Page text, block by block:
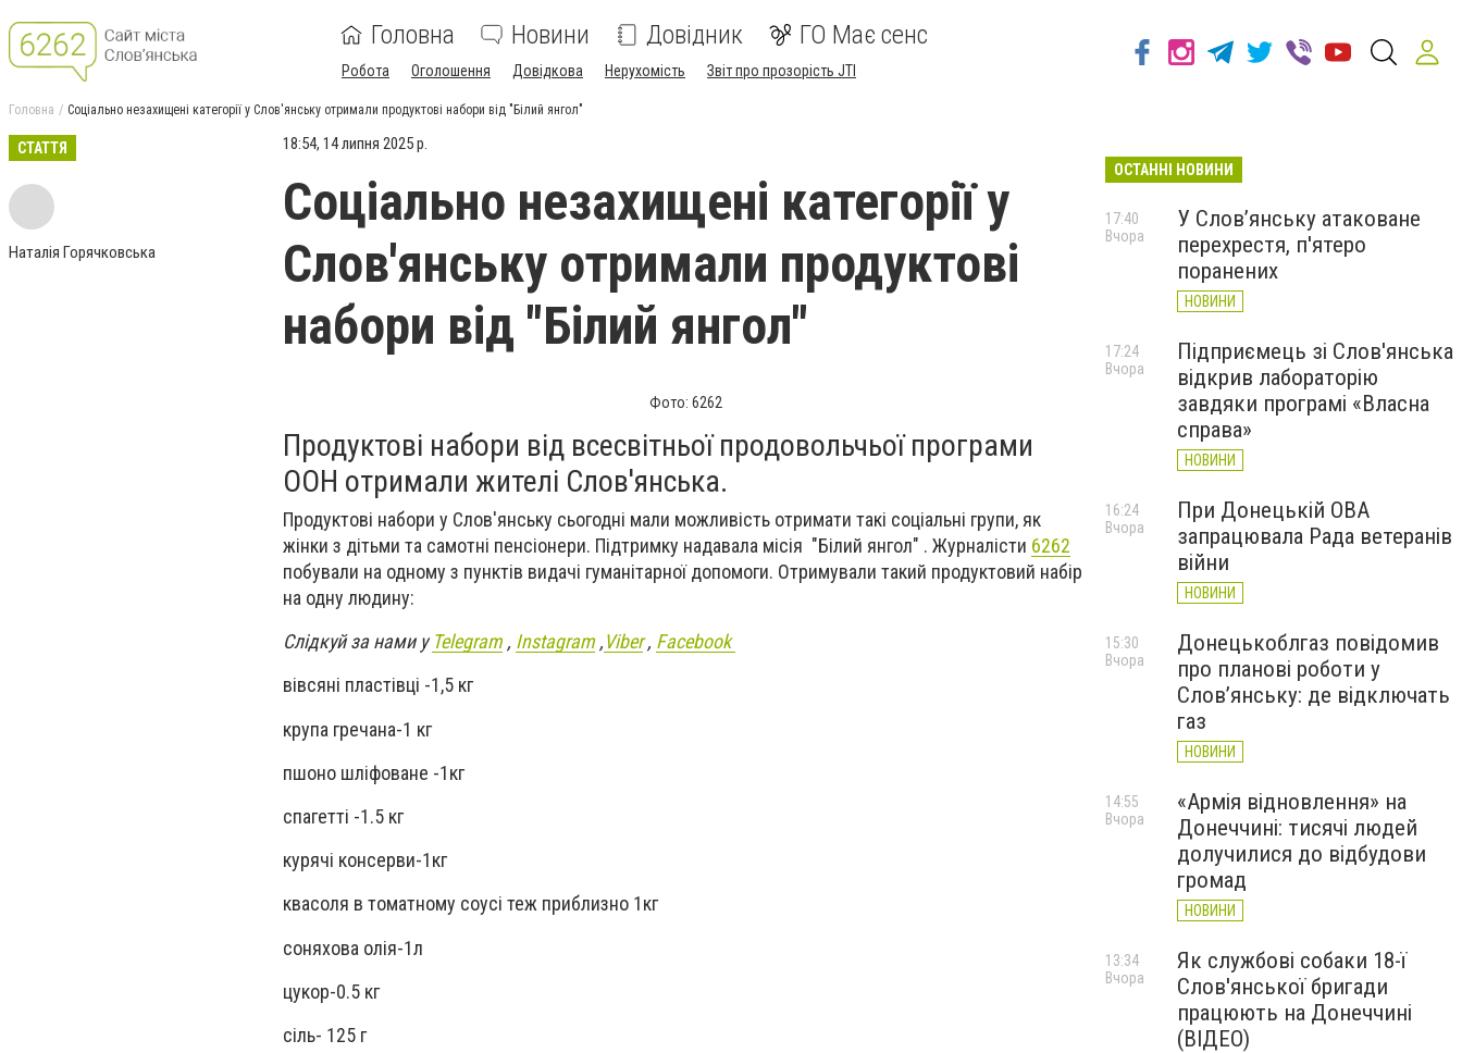
Головна Новини Довідник ГО Має сенс
Робота Оголошення Довідкова Нерухомість Звіт про прозорість JTI
Головна Соціально незахищені категорії у Слов'янську отримали продуктові набори від "Білий янгол"
СТАТТЯ
Наталія Горячковська
18:54, 14 липня 2025 р.
Соціально незахищені категорії у
Слов'янську отримали продуктові
набори від "Білий янгол"
Фото: 6262
Продуктові набори від всесвітньої продовольчьої програми
ООН отримали жителі Слов'янська.
Продуктові набори у Слов'янську сьогодні мали можливість отримати такі соціальні групи, як
жінки з дітьми та самотні пенсіонери. Підтримку надавала місія "Білий янгол" . Журналісти 6262
побували на одному з пунктів видачі гуманітарної допомоги. Отримували такий продуктовий набір
на одну людину:
Слідкуй за нами уTelegram , Instagram ,Viber, Facebook
вівсяні пластівці -1,5 кг
крупа гречана-1 кг
пшоно шліфоване -1кг
спагетті -1.5 кг
курячі консерви-1кг
квасоля в томатному соусі теж приблизно 1кг
соняхова олія-1л
цукор-0.5 кг
сіль- 125 г
ОСТАННІ НОВИНИ
У Слов’янську атаковане
перехрестя, п'ятеро
поранених
НОВИНИ
17:40
Вчора
Підприємець зі Слов'янська
відкрив лабораторію
завдяки програмі «Власна
справа»
НОВИНИ
17:24
Вчора
При Донецькій ОВА
запрацювала Рада ветеранів
війни
НОВИНИ
16:24
Вчора
Донецькоблгаз повідомив
про планові роботи у
Слов’янську: де відключать
газ
НОВИНИ
15:30
Вчора
«Армія відновлення» на
Донеччині: тисячі людей
долучилися до відбудови
громад
НОВИНИ
14:55
Вчора
Як службові собаки 18-ї
Слов'янської бригади
працюють на Донеччині
(ВІДЕО)
13:34
Вчора